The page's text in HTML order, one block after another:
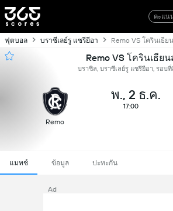
คะแน
ฟุตบอล บราซีเลย์รู แซรียีอา Remo VS โครินเธีย
Remo VS โครินเธียน
บราซิล, บราซีเลย์รู แซรียีอา, รอบที่
Remo
พ., 2 ธ.ค.
17:00
แมทช์ ข้อมูล ปะทะกัน
Ad